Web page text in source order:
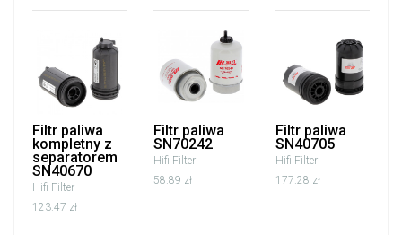
Filtr paliwa
kompletny z
separatorem
SN40670
Hifi Filter
123.47 zł
Filtr paliwa
SN70242
Hifi Filter
58.89 zł
Filtr paliwa
SN40705
Hifi Filter
177.28 zł